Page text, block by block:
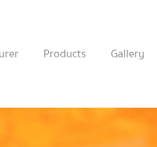
Products Gallery